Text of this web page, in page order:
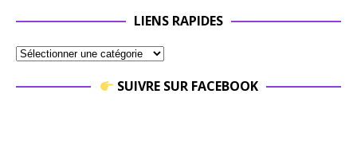
LIENS RAPIDES
SUIVRE SUR FACEBOOK